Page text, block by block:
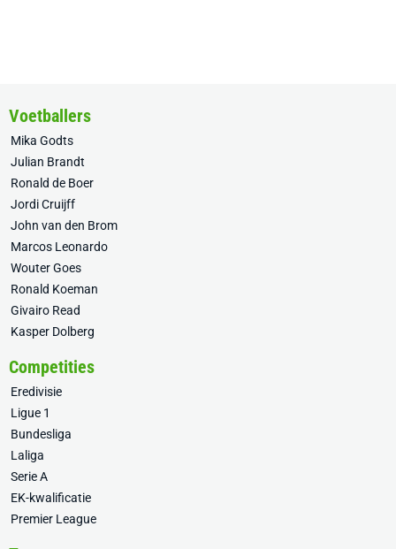
Voetballers
Mika Godts
Julian Brandt
Ronald de Boer
Jordi Cruijff
John van den Brom
Marcos Leonardo
Wouter Goes
Ronald Koeman
Givairo Read
Kasper Dolberg
Competities
Eredivisie
Ligue 1
Bundesliga
Laliga
Serie A
EK-kwalificatie
Premier League